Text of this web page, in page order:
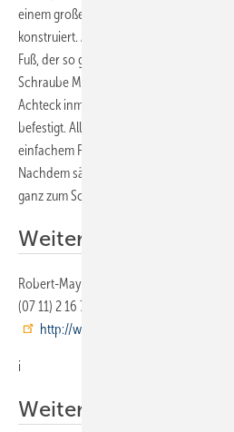
einem großen Achteck auf der
konstruiert. An der Unterseite, wo der
Fuß, der so genannten Kalette, ausläuft,
Schraube M8/80 mm und Mutter an
Achteck inmitten des Sockels und der
befestigt. Alle Segmente wurden mit
einfachem Falz um 5 mm nach innen
Nachdem sämtliche Facetten
ganz zum Schluss die Tafel des Brillanten
Weitere Informationen
Robert-Mayer-Schule70176
(07 11) 2 16 71 97E-Mail:
http://www.rms.s.bw.schule.de
i
Weitere Informationen